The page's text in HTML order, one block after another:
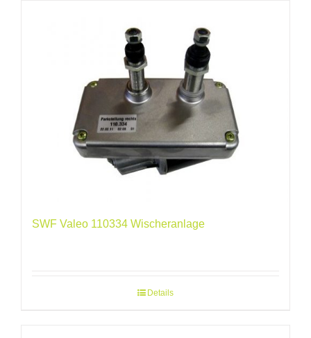
SWF Valeo 110334 Wischeranlage
Details